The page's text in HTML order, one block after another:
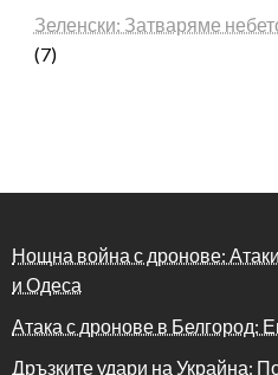
Зеленски: Затваряме
(7)
Нощна война с дронове:
и Одеса
Атака с дронове в Белгород:
Дръзките удари на Украйна: